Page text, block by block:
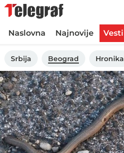
Naslovna Najnovije Vesti
Srbija Beograd Hronika